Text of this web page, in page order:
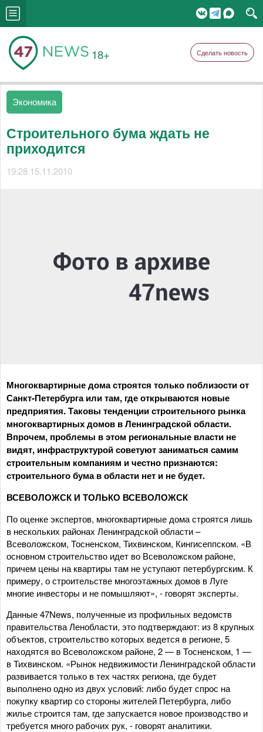
18+ Сделать новость
Экономика
Строительного бума ждать не
приходится
19:28 15.11.2010
Многоквартирные дома строятся только поблизости от
Санкт-Петербурга или там, где открываются новые
предприятия. Таковы тенденции строительного рынка
многоквартирных домов в Ленинградской области.
Впрочем, проблемы в этом региональные власти не
видят, инфраструктурой советуют заниматься самим
строительным компаниям и честно признаются:
строительного бума в области нет и не будет.
ВСЕВОЛОЖСК И ТОЛЬКО ВСЕВОЛОЖСК
По оценке экспертов, многоквартирные дома строятся лишь
в нескольких районах Ленинградской области –
Всеволожском, Тосненском, Тихвинском, Кингисеппском. «В
основном строительство идет во Всеволожском районе,
причем цены на квартиры там не уступают петербургским. К
примеру, о строительстве многоэтажных домов в Луге
многие инвесторы и не помышляют», - говорят эксперты.
Данные 47News, полученные из профильных ведомств
правительства Ленобласти, это подтверждают: из 8 крупных
объектов, строительство которых ведется в регионе, 5
находятся во Всеволожском районе, 2 — в Тосненском, 1 —
в Тихвинском. «Рынок недвижимости Ленинградской области
развивается только в тех частях региона, где будет
выполнено одно из двух условий: либо будет спрос на
покупку квартир со стороны жителей Петербурга, либо
жилье строится там, где запускается новое производство и
требуется много рабочих рук, - говорят аналитики.